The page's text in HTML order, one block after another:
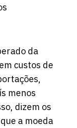
da
custos de
menos
dizem os
a moeda